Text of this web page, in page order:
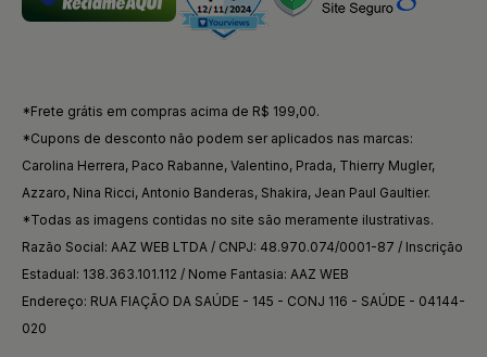
*Frete grátis em compras acima de R$ 199,00.
*Cupons de desconto não podem ser aplicados nas marcas:
Carolina Herrera, Paco Rabanne, Valentino, Prada, Thierry Mugler,
Azzaro, Nina Ricci, Antonio Banderas, Shakira, Jean Paul Gaultier.
*Todas as imagens contidas no site são meramente ilustrativas.
Razão Social: AAZ WEB LTDA / CNPJ: 48.970.074/0001-87 / Inscrição
Estadual: 138.363.101.112 / Nome Fantasia: AAZ WEB
Endereço: RUA FIAÇÃO DA SAÚDE - 145 - CONJ 116 - SAÚDE - 04144-
020